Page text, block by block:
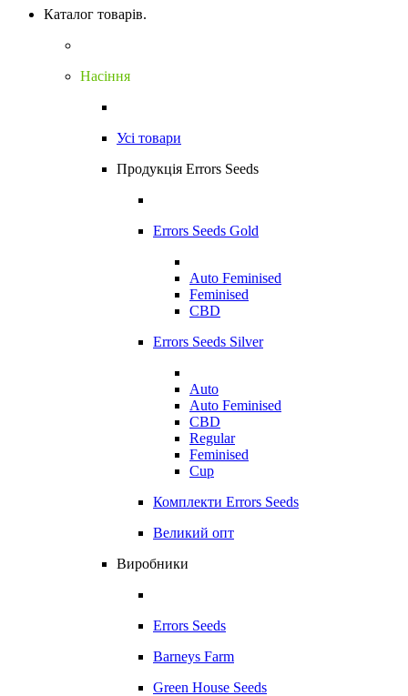
Каталог товарів.
Насіння
Усі товари
Продукція Errors Seeds
Errors Seeds Gold
Auto Feminised
Feminised
CBD
Errors Seeds Silver
Auto
Auto Feminised
CBD
Regular
Feminised
Cup
Комплекти Errors Seeds
Великий опт
Виробники
Errors Seeds
Barneys Farm
Green House Seeds